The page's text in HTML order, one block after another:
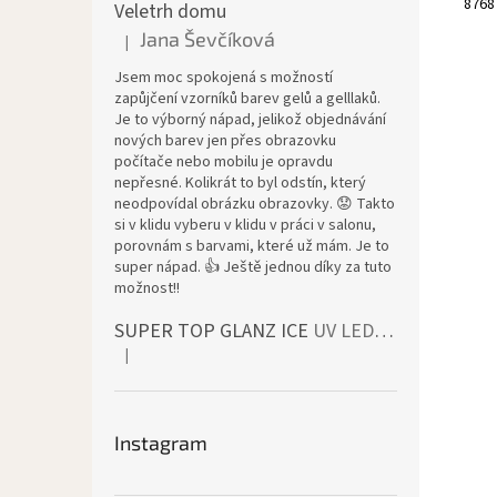
Veletrh domu
Đánh giá sản phẩm là 5 trên 5 sao.
| Jana Ševčíková
Jsem moc spokojená s možností
zapůjčení vzorníků barev gelů a gelllaků.
Je to výborný nápad, jelikož objednávání
nových barev jen přes obrazovku
počítače nebo mobilu je opravdu
nepřesné. Kolikrát to byl odstín, který
neodpovídal obrázku obrazovky. 😟 Takto
si v klidu vyberu v klidu v práci v salonu,
porovnám s barvami, které už mám. Je to
super nápad. 👍 Ještě jednou díky za tuto
možnost!!
SUPER TOP GLANZ ICE UV LED bezvýpotkový vrchní lesk
Đánh giá sản phẩm là 4 trên 5 sao.
|
Instagram